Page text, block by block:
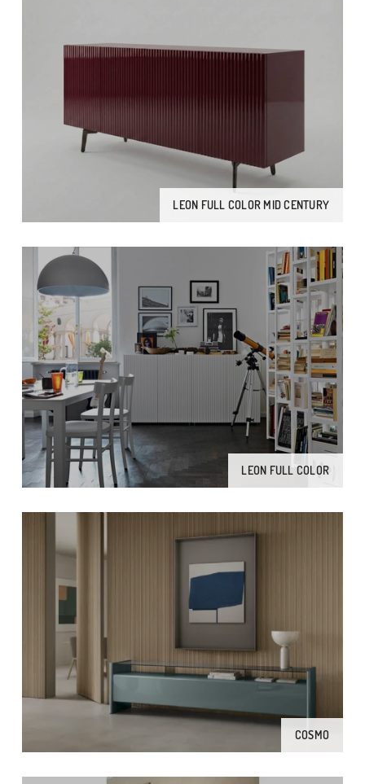
LEON FULL COLOR MID CENTURY
LEON FULL COLOR
COSMO